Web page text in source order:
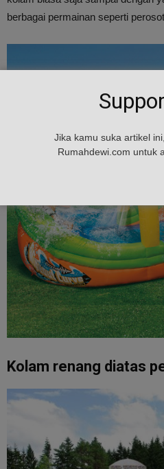
berbagai permainan seperti
Kolam renang diatas
Jika kamu suka artikel
Rumahdewi.com untuk